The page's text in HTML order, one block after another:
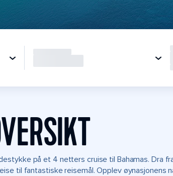
på et 4 netters cruise til Bahamas. Dra
til fantastiske reisemål. Opplev øynasjonens